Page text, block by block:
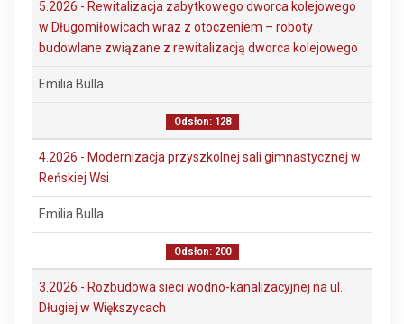
5.2026 - Rewitalizacja zabytkowego dworca kolejowego
w Długomiłowicach wraz z otoczeniem – roboty
budowlane związane z rewitalizacją dworca kolejowego
Emilia Bulla
Odsłon: 128
4.2026 - Modernizacja przyszkolnej sali gimnastycznej w
Reńskiej Wsi
Emilia Bulla
Odsłon: 200
3.2026 - Rozbudowa sieci wodno-kanalizacyjnej na ul.
Długiej w Większycach